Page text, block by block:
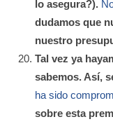
lo asegura?).
dudamos que
nuestro
Tal vez ya
sabemos. Así,
ha sido
sobre esta